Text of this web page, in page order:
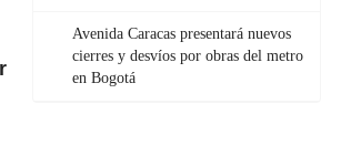
Avenida Caracas presentará nuevos
cierres y desvíos por obras del metro
en Bogotá